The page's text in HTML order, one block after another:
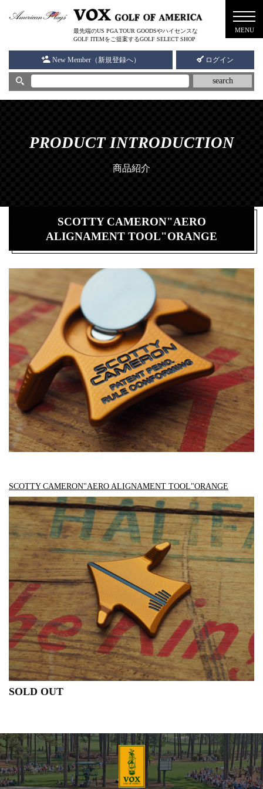
最先端のUS PGA TOUR GOODSやハイセンスな
GOLF ITEMをご提案するGOLF SELECT SHOP
New Member（新規登録へ） ログイン
search
PRODUCT INTRODUCTION
商品紹介
SCOTTY CAMERON"AERO
ALIGNAMENT TOOL"ORANGE
SCOTTY CAMERON"AERO ALIGNAMENT TOOL"ORANGE
SOLD OUT
メニ
ュー
MENU